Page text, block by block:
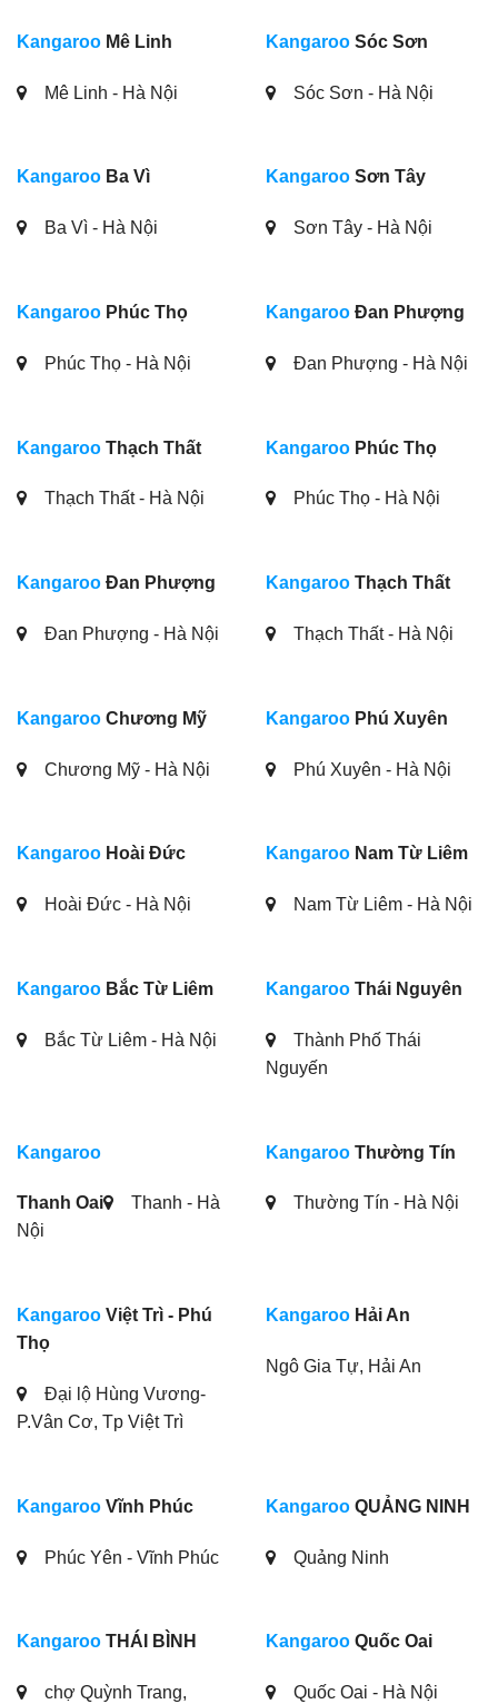
Kangaroo Mê Linh
Mê Linh - Hà Nội
Kangaroo Sóc Sơn
Sóc Sơn - Hà Nội
Kangaroo Ba Vì
Ba Vì - Hà Nội
Kangaroo Sơn Tây
Sơn Tây - Hà Nội
Kangaroo Phúc Thọ
Phúc Thọ - Hà Nội
Kangaroo Đan Phượng
Đan Phượng - Hà Nội
Kangaroo Thạch Thất
Thạch Thất - Hà Nội
Kangaroo Phúc Thọ
Phúc Thọ - Hà Nội
Kangaroo Đan Phượng
Đan Phượng - Hà Nội
Kangaroo Thạch Thất
Thạch Thất - Hà Nội
Kangaroo Chương Mỹ
Chương Mỹ - Hà Nội
Kangaroo Phú Xuyên
Phú Xuyên - Hà Nội
Kangaroo Hoài Đức
Hoài Đức - Hà Nội
Kangaroo Nam Từ Liêm
Nam Từ Liêm - Hà Nội
Kangaroo Bắc Từ Liêm
Bắc Từ Liêm - Hà Nội
Kangaroo Thái Nguyên
Thành Phố Thái
Nguyến
Kangaroo
Thanh Oai
Thanh - Hà
Nội
Kangaroo Thường Tín
Thường Tín - Hà Nội
Kangaroo Việt Trì - Phú
Thọ
Đại lộ Hùng Vương-
P.Vân Cơ, Tp Việt Trì
Kangaroo Hải An
Ngô Gia Tự, Hải An
Kangaroo Vĩnh Phúc
Phúc Yên - Vĩnh Phúc
Kangaroo QUẢNG NINH
Quảng Ninh
Kangaroo THÁI BÌNH
chợ Quỳnh Trang,
Kangaroo Quốc Oai
Quốc Oai - Hà Nội